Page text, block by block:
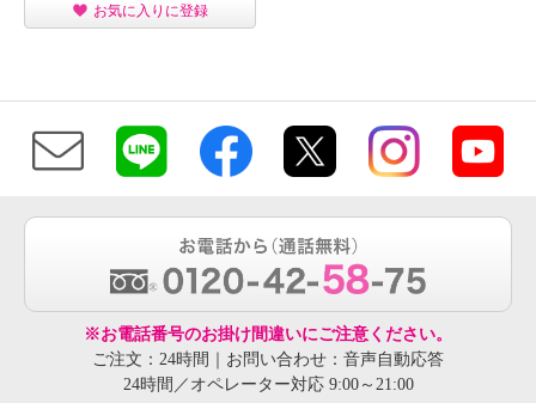
お気に入りに登録
※お電話番号のお掛け間違いにご注意ください。
ご注文：24時間｜お問い合わせ：音声自動応答
24時間／オペレーター対応 9:00～21:00